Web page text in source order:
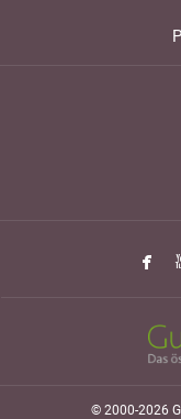
© 2000-2026